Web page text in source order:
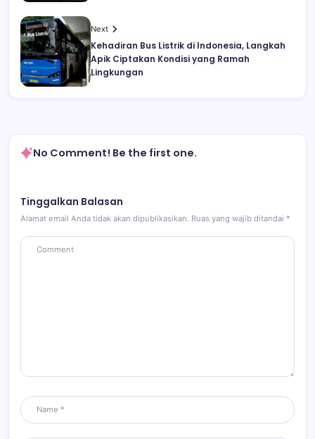
Next
Kehadiran Bus Listrik di Indonesia, Langkah
Apik Ciptakan Kondisi yang Ramah
Lingkungan
No Comment! Be the first one.
Tinggalkan Balasan
Alamat email Anda tidak akan dipublikasikan. Ruas yang wajib ditandai *